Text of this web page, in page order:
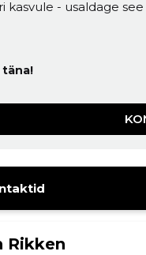
kasvule - usaldage
Rikken